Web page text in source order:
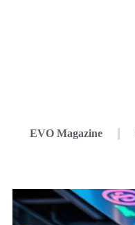
EVO Magazine